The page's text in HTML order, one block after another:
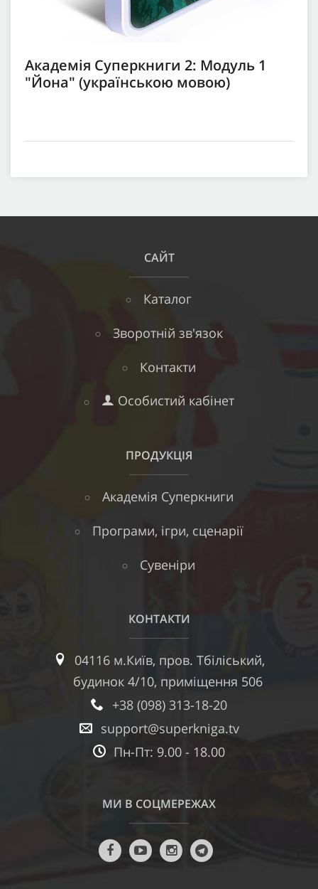
Академія Суперкниги 2: Модуль 1
"Йона" (українською мовою)
САЙТ
Каталог
Зворотній зв'язок
Контакти
Особистий кабінет
ПРОДУКЦІЯ
Академія Суперкниги
Програми, ігри, сценарії
Сувеніри
КОНТАКТИ
04116 м.Київ, пров. Тбіліський,
будинок 4/10, приміщення 506
+38 (098) 313-18-20
support@superkniga.tv
Пн-Пт: 9.00 - 18.00
МИ В СОЦМЕРЕЖАХ